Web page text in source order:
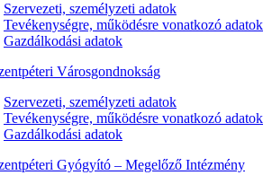
Szervezeti, személyzeti adatok
Tevékenységre, működésre vonatkozó adatok
Gazdálkodási adatok
Városgondnokság
Szervezeti, személyzeti adatok
Tevékenységre, működésre vonatkozó adatok
Gazdálkodási adatok
Gyógyító – Megelőző Intézmény